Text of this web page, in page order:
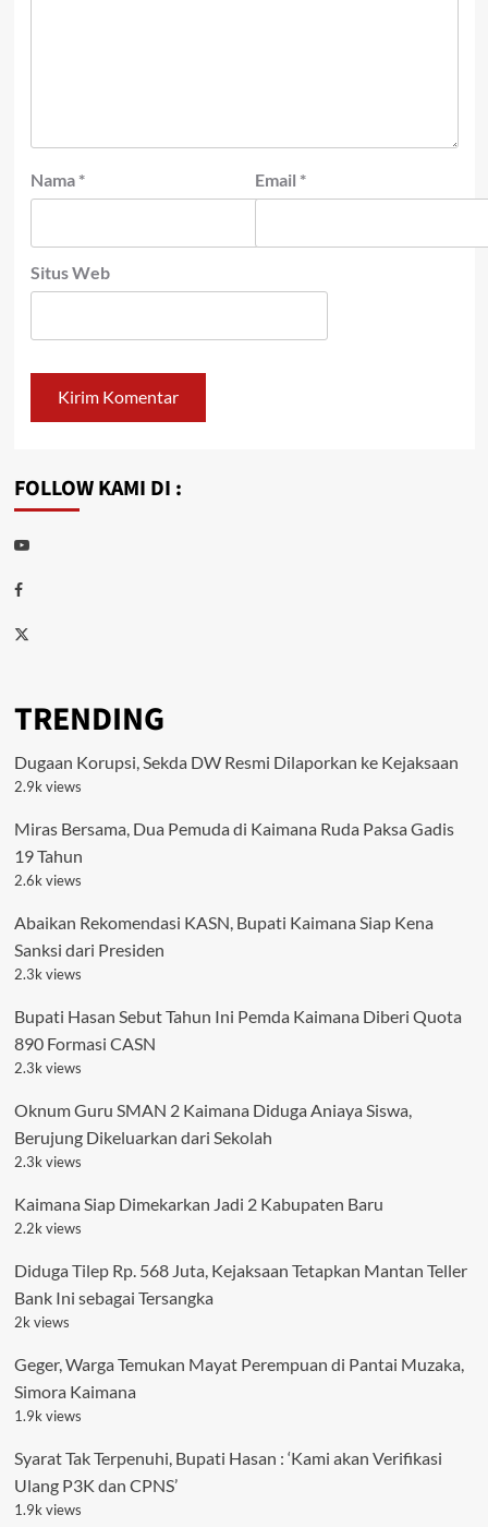
Nama * Email *
Situs Web
FOLLOW KAMI DI :
Youtube
Facebook
Twitter
TRENDING
Dugaan Korupsi, Sekda DW Resmi Dilaporkan ke Kejaksaan
2.9k views
Miras Bersama, Dua Pemuda di Kaimana Ruda Paksa Gadis
19 Tahun
2.6k views
Abaikan Rekomendasi KASN, Bupati Kaimana Siap Kena
Sanksi dari Presiden
2.3k views
Bupati Hasan Sebut Tahun Ini Pemda Kaimana Diberi Quota
890 Formasi CASN
2.3k views
Oknum Guru SMAN 2 Kaimana Diduga Aniaya Siswa,
Berujung Dikeluarkan dari Sekolah
2.3k views
Kaimana Siap Dimekarkan Jadi 2 Kabupaten Baru
2.2k views
Diduga Tilep Rp. 568 Juta, Kejaksaan Tetapkan Mantan Teller
Bank Ini sebagai Tersangka
2k views
Geger, Warga Temukan Mayat Perempuan di Pantai Muzaka,
Simora Kaimana
1.9k views
Syarat Tak Terpenuhi, Bupati Hasan : ‘Kami akan Verifikasi
Ulang P3K dan CPNS’
1.9k views